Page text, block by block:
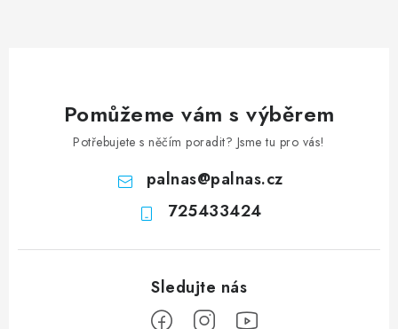
Pomůžeme vám s výběrem
Potřebujete s něčím poradit? Jsme tu pro vás!
palnas@palnas.cz
725433424